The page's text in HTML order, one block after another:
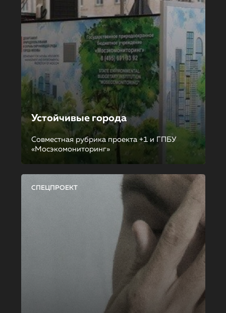
Устойчивые города
Совместная рубрика проекта +1 и ГПБУ
«Мосэкомониторинг»
СПЕЦПРОЕКТ